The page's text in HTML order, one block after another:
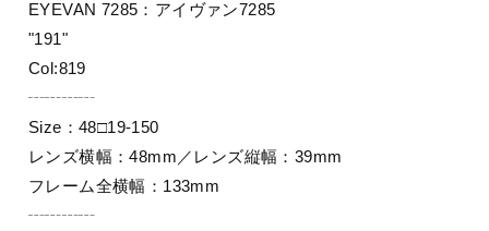
EYEVAN 7285：アイヴァン7285
"191"
Col:819
┄┄┄┄
Size：48□19-150
レンズ横幅：48mm／レンズ縦幅：39mm
フレーム全横幅：133mm
┄┄┄┄